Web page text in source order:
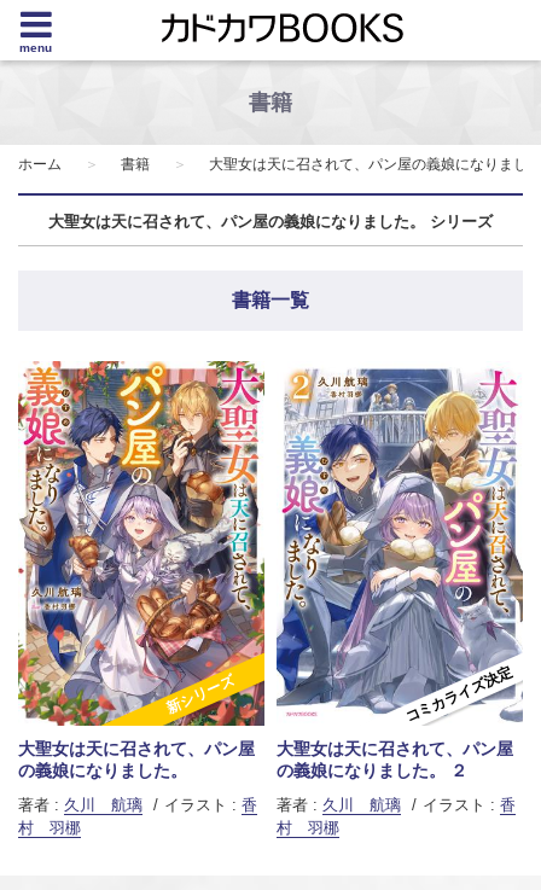
menu
書籍
ホーム 書籍 大聖女は天に召されて、パン屋の義娘になりまし
大聖女は天に召されて、パン屋の義娘になりました。 シリーズ
書籍一覧
新シリーズ
大聖女は天に召されて、パン屋
の義娘になりました。
著者 : 久川 航璃 イラスト : 香
村 羽梛
コミカライズ決定
大聖女は天に召されて、パン屋
の義娘になりました。 ２
著者 : 久川 航璃 イラスト : 香
村 羽梛